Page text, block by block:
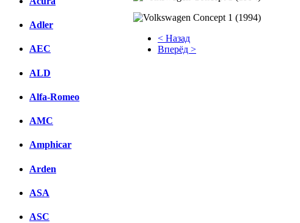
Adler
AEC
ALD
Alfa-Romeo
AMC
Amphicar
Arden
ASA
ASC
< Назад
Вперёд >